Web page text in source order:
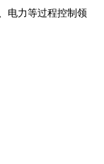
电力等过程控制领